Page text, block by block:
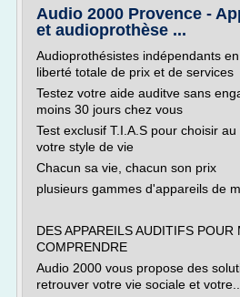
Audio 2000 Provence -
et audioprothèse ...
Audioprothésistes indépendants
liberté totale de prix et de services
Testez votre aide auditve sans
moins 30 jours chez vous
Test exclusif T.I.A.S pour choisir
votre style de vie
Chacun sa vie, chacun son prix
plusieurs gammes d'appareils de
DES APPAREILS AUDITIFS POUR
COMPRENDRE
Audio 2000 vous propose des
retrouver votre vie sociale et votre...